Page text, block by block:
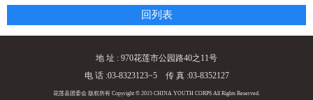
回列表
地 址 : 970花莲市公园路40之11号
电 话 :03-8323123~5 传 真 :03-8352127
花莲县团委会 版权所有 Copyright © 2015 CHINA YOUTH CORPS All Rights Reserved.